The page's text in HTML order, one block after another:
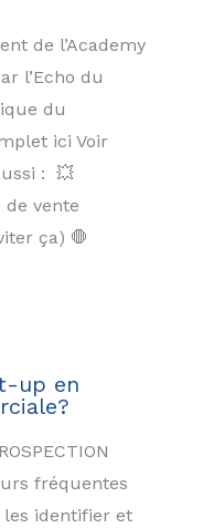
de l’Academy
l’Echo du
du
ici Voir
: 💥
de vente
ça) 🛑
up en
fréquentes
identifier et